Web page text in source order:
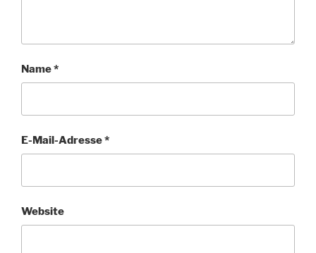
Name*
E-Mail-Adresse*
Website